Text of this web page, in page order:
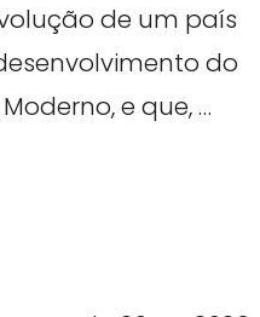
de um país
do
e que, …